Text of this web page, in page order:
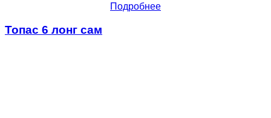
Подробнее
Топас 6 лонг сам